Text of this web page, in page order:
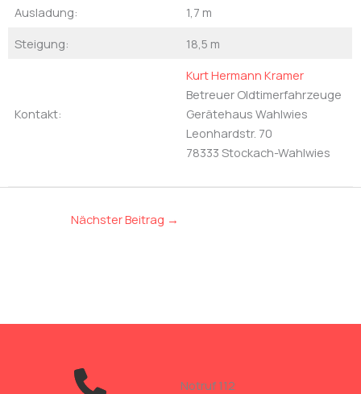
Ausladung:
1,7 m
Steigung:
18,5 m
Kontakt:
Kurt Hermann Kramer
Betreuer Oldtimerfahrzeuge
Gerätehaus Wahlwies
Leonhardstr. 70
78333 Stockach-Wahlwies
Nächster Beitrag →
Notruf 112